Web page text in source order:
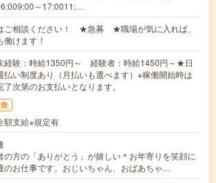
～17:0011:…
ご相談ください！ ★急募 ★職場が気に入れば、
働けます！
経験：時給1350円～ 経験者：時給1450円～★日
払い制度あり（月払いも選べます）※稼働開始時は
了次第のお支払いとなります。
額支給※規定有
の方の「ありがとう」が嬉しい＊お年寄りを笑顔に
のお仕事です。おじいちゃん、おばあちゃ…